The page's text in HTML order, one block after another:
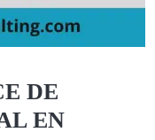
DE
EN